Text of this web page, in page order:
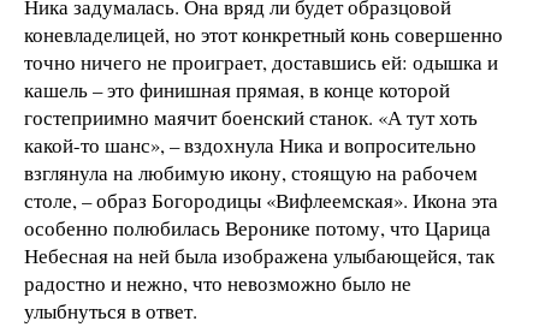
Ника задумалась. Она вряд ли будет образцовой
коневладелицей, но этот конкретный конь совершенно
точно ничего не проиграет, доставшись ей: одышка и
кашель – это финишная прямая, в конце которой
гостеприимно маячит боенский станок. «А тут хоть
какой-то шанс», – вздохнула Ника и вопросительно
взглянула на любимую икону, стоящую на рабочем
столе, – образ Богородицы «Вифлеемская». Икона эта
особенно полюбилась Веронике потому, что Царица
Небесная на ней была изображена улыбающейся, так
радостно и нежно, что невозможно было не
улыбнуться в ответ.